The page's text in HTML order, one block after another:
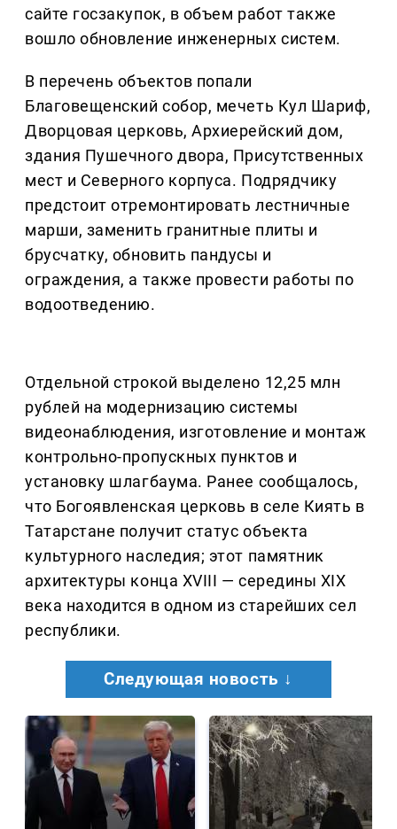
сайте госзакупок, в объем работ также
вошло обновление инженерных систем.
В перечень объектов попали
Благовещенский собор, мечеть Кул Шариф,
Дворцовая церковь, Архиерейский дом,
здания Пушечного двора, Присутственных
мест и Северного корпуса. Подрядчику
предстоит отремонтировать лестничные
марши, заменить гранитные плиты и
брусчатку, обновить пандусы и
ограждения, а также провести работы по
водоотведению.
Отдельной строкой выделено 12,25 млн
рублей на модернизацию системы
видеонаблюдения, изготовление и монтаж
контрольно-пропускных пунктов и
установку шлагбаума. Ранее сообщалось,
что Богоявленская церковь в селе Киять в
Татарстане получит статус объекта
культурного наследия; этот памятник
архитектуры конца XVIII — середины XIX
века находится в одном из старейших сел
республики.
Следующая новость ↓